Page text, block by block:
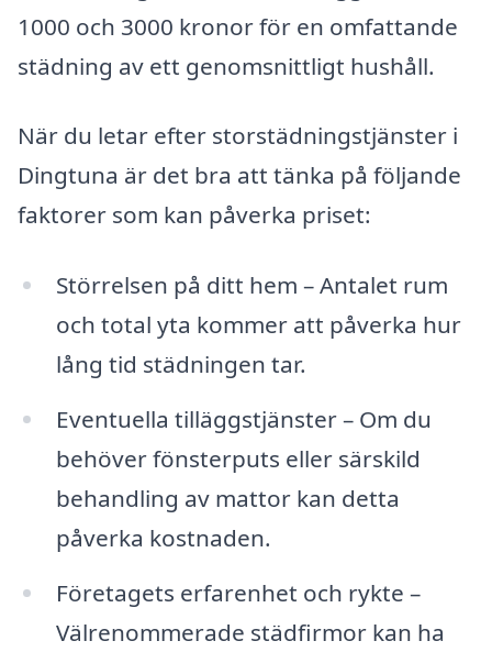
1000 och 3000 kronor för en omfattande
städning av ett genomsnittligt hushåll.
När du letar efter storstädningstjänster i
Dingtuna är det bra att tänka på följande
faktorer som kan påverka priset:
Störrelsen på ditt hem – Antalet rum
och total yta kommer att påverka hur
lång tid städningen tar.
Eventuella tilläggstjänster – Om du
behöver fönsterputs eller särskild
behandling av mattor kan detta
påverka kostnaden.
Företagets erfarenhet och rykte –
Välrenommerade städfirmor kan ha